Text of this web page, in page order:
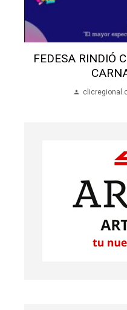
FEDESA RINDIÓ